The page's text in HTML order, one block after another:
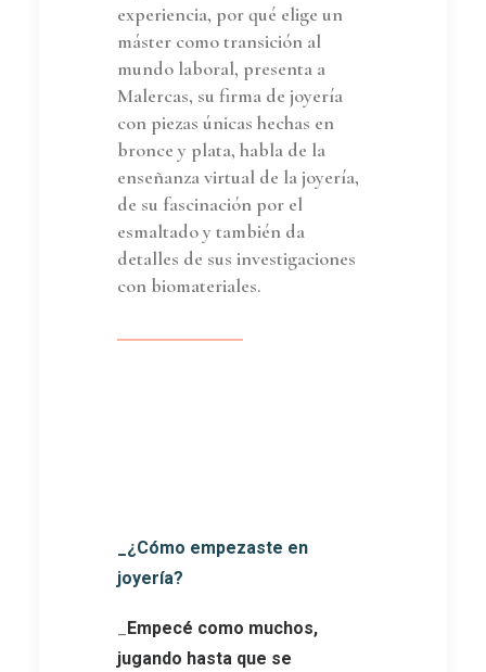
experiencia, por qué elige un
máster como transición al
mundo laboral, presenta a
Malercas, su firma de joyería
con piezas únicas hechas en
bronce y plata, habla de la
enseñanza virtual de la joyería,
de su fascinación por el
esmaltado y también da
detalles de sus investigaciones
con biomateriales.
_¿Cómo empezaste en
joyería?
Empecé como muchos,
jugando hasta que se